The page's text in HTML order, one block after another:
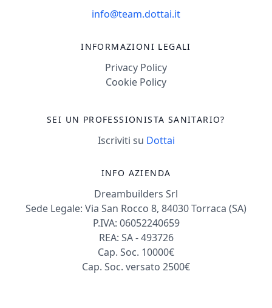
info@team.dottai.it
INFORMAZIONI LEGALI
Privacy Policy
Cookie Policy
SEI UN PROFESSIONISTA SANITARIO?
Iscriviti su Dottai
INFO AZIENDA
Dreambuilders Srl
Sede Legale: Via San Rocco 8, 84030 Torraca (SA)
P.IVA: 06052240659
REA: SA - 493726
Cap. Soc. 10000€
Cap. Soc. versato 2500€